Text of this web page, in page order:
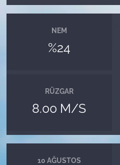
NEM
%24
RÜZGAR
8.00 M/S
10 AĞUSTOS